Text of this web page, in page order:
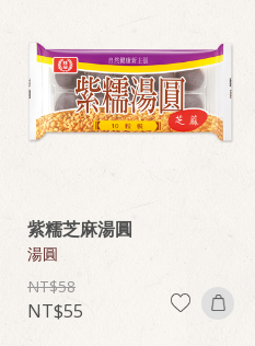
紫糯芝麻湯圓
湯圓
58
55